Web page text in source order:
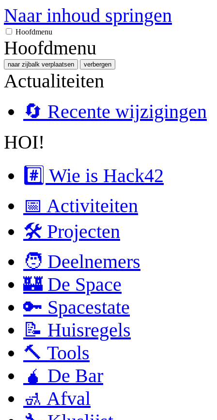
Naar inhoud springen
Hoofdmenu
Hoofdmenu
naar zijbalk verplaatsen verbergen
Actualiteiten
🔄 Recente wijzigingen
HOI!
#️⃣ Wie is Hack42
📅 Activiteiten
🛠 Projecten
🧑 Deelnemers
🏰 De Space
🔑 Spacestate
📝 Huisregels
🔨 Tools
🧉 De Bar
🚮 Afval